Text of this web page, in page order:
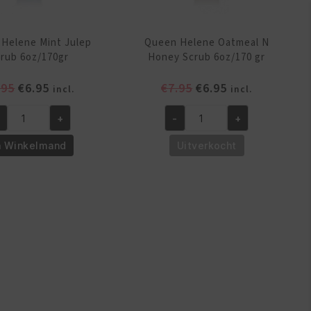
Mint Julep
6oz/170gr
Oorspronkelijke
was:
€7.95.
€6.95 Huidige
prijs
is:
€6.95.
incl.
+
Winkelmand
Queen Helene Oatmeal N
Honey Scrub 6oz/170 gr
€7.95 Oorspronkelijke
was:
€6.95 Huidige
prijs
is:
incl.
- +